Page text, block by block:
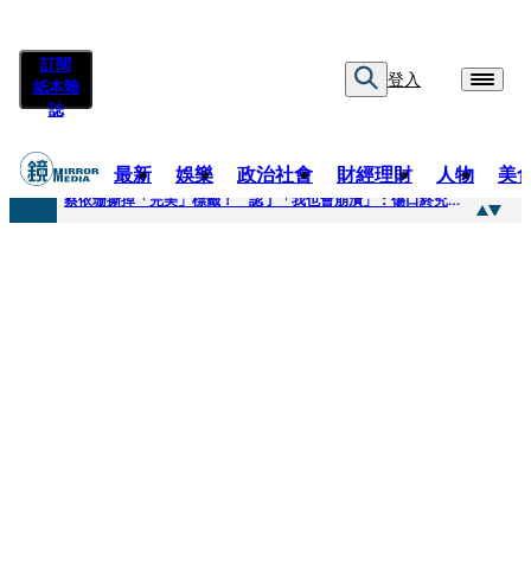
訂閱
紙本雜
誌
登入
最新 娛樂 政治社會 財經理財 人物 美
快訊
蔡依珊撕掉「完美」標籤！ 認了「我也會崩潰」：傷口終究會癒合